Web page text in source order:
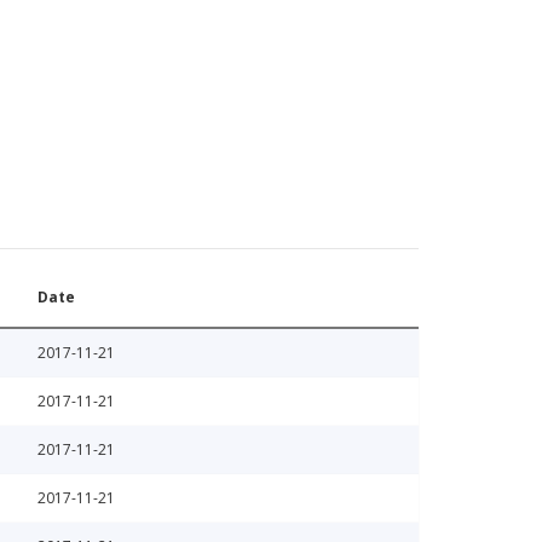
Date
2017-11-21
2017-11-21
2017-11-21
2017-11-21